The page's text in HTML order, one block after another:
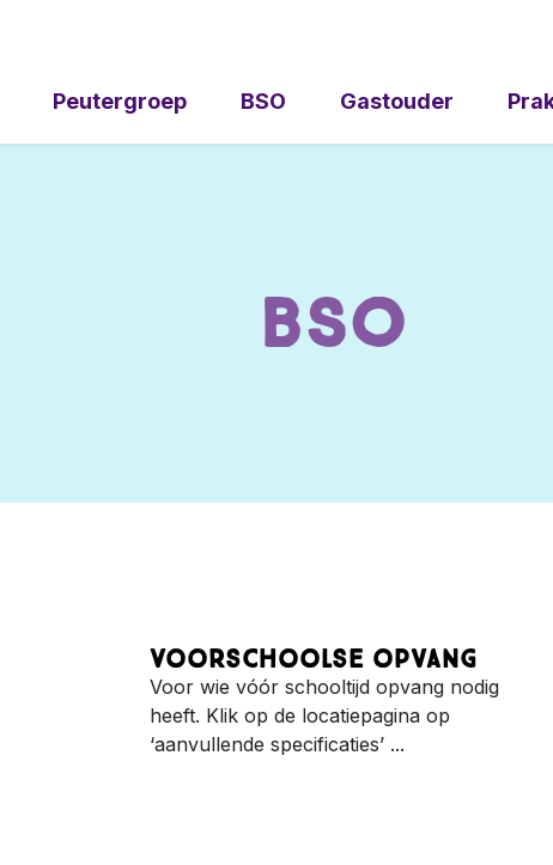
Peutergroep BSO Gastouder
BSO
Voorschoolse opvang
Voor wie vóór schooltijd opvang nodig
heeft. Klik op de locatiepagina op
‘aanvullende specificaties’ ...